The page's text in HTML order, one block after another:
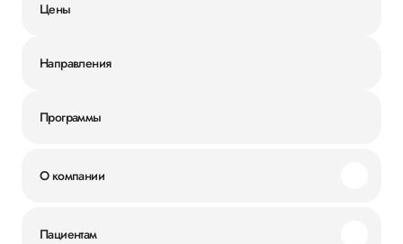
Цены
Направления
Программы
О компании
Пациентам